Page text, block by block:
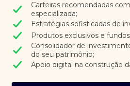
Carteiras recomendadas
especializada;
Estratégias sofisticadas de
Produtos exclusivos e
Consolidador de
do seu patrimônio;
Apoio digital na construção